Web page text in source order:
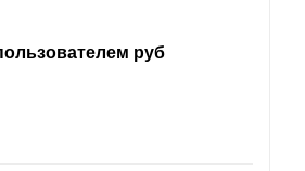
руб